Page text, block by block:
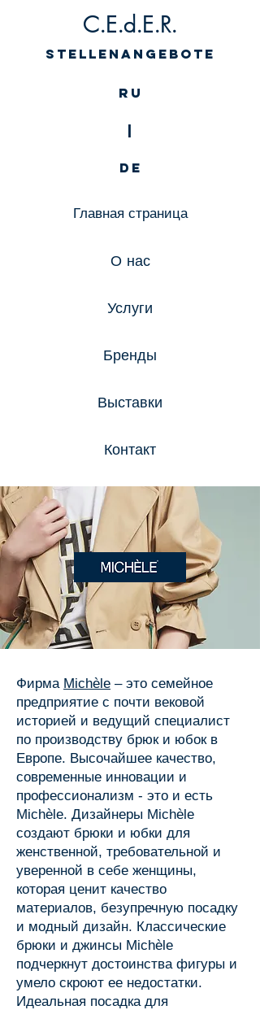
C.E.d.E.R.
Stellenangebote
RU
DE
Главная страница
О нас
Услуги
Бренды
Выставки
Контакт
Фирма Michèle – это семейное
предприятие с почти вековой
историей и ведущий специалист
по производству брюк и юбок в
Европе. Высочайшее качество,
современные инновации и
профессионализм - это и есть
Michèle. Дизайнеры Michèle
создают брюки и юбки для
женственной, требовательной и
уверенной в себе женщины,
которая ценит качество
материалов, безупречную посадку
и модный дизайн. Классические
брюки и джинсы Michèle
подчеркнут достоинства фигуры и
умело скроют ее недостатки.
Идеальная посадка для